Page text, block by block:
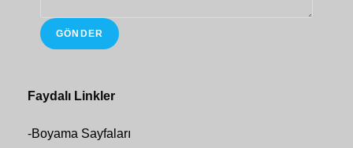
GÖNDER
Faydalı Linkler
-Boyama Sayfaları